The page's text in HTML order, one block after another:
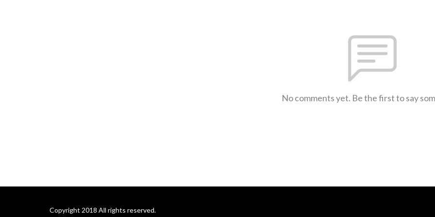
No comments yet. Be the first to say
Copyright 2018 All rights reserved.